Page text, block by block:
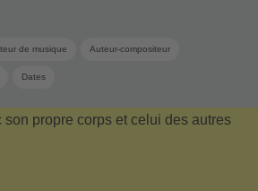
de musique Auteur-compositeur
Dates